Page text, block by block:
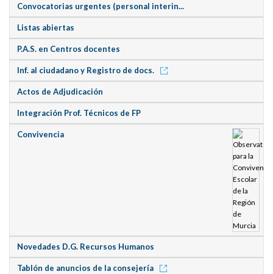
Convocatorias urgentes (personal interin...
Listas abiertas
P.A.S. en Centros docentes
Inf. al ciudadano y Registro de docs.
Actos de Adjudicación
Integración Prof. Técnicos de FP
Convivencia
Novedades D.G. Recursos Humanos
Tablón de anuncios de la consejería